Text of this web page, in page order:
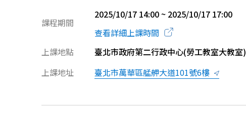
課程期間
2025/10/17 14:00 ~ 2025/10/17 17:00
查看詳細上課時間
上課地點
臺北市政府第二行政中心(勞工教室大教室)
上課地址
臺北市萬華區艋舺大道101號6樓